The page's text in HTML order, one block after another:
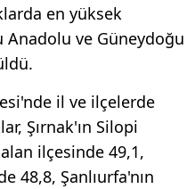
en yüksek
ve Güneydoğu
il ve ilçelerde
Şırnak'ın Silopi
ilçesinde 49,1,
48,8, Şanlıurfa'nın